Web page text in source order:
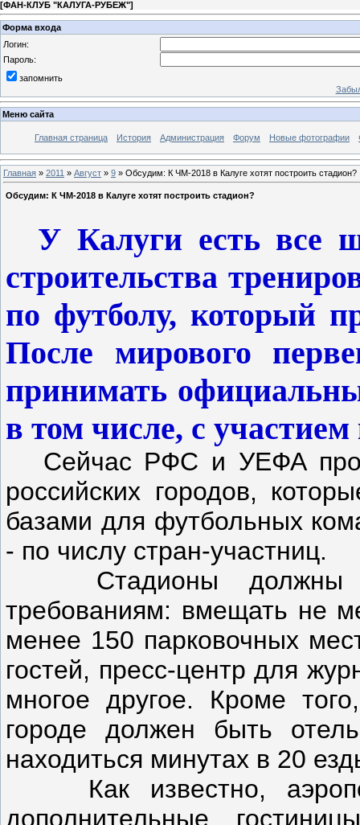
[ФАН-КЛУБ "КАЛУГА-РУБЕЖ"]
Форма входа
Логин:
Пароль:
запомнить
Меню сайта
Главная страница История Администрация Форум Новые фотографии
Главная » 2011 » Август » 9 » Обсудим: К ЧМ-2018 в Калуге хотят построить стадион?
Обсудим: К ЧМ-2018 в Калуге хотят построить стадион?
У Калуги есть все
строительства
по футболу, который
После мирового
принимать
в том числе, с
Сейчас РФС и УЕФА
российских городов,
базами для футбольных
- по числу стран-участниц.
Стадионы должны
требованиям: вмещать не
менее 150 парковочных
гостей, пресс-центр для
многое другое. Кроме
городе должен быть
находиться минутах в 20
Как известно,
дополнительные